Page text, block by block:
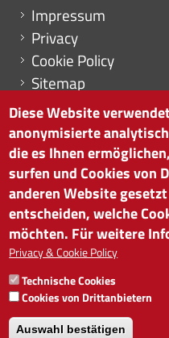
Menu footer
Impressum
Privacy
Cookie Policy
Sitemap
Cookie-Einstellungen
HANDELSKAMMER
Südtiroler Straße 60 | I-
Tel. 0471 945 511 |
MwSt.-Nr.: 00376420212
INSTITUT FÜR
MwSt.-Nr.: 01716880214
Diese Website
anonymisierte
die es Ihnen
surfen und Cookies von
anderen Website
entscheiden, welche
möchten. Für weitere
Privacy & Cookie Policy
Technische Cookies
Cookies von Drittanbietern
Auswahl bestätigen